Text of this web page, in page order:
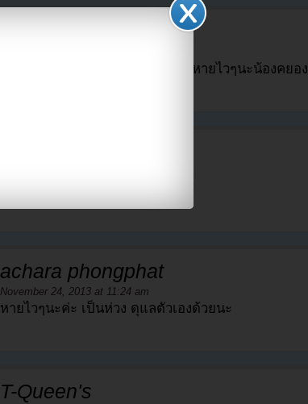
ถึงขั้นต้องกายภาพบำบัดเลยเหรอ หายไวๆนะน้องคยอง
achara phongphat
November 24, 2013 at 11:24 am
หายไวๆนะค่ะ เป็นห่วง ดุแลตัวเองด้วยนะ
T-Queen's